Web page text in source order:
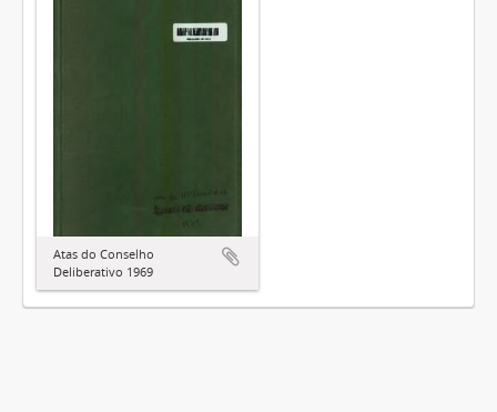
Atas do Conselho
Deliberativo 1969